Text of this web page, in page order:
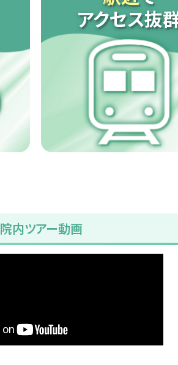
アクセス抜
院内ツアー動画